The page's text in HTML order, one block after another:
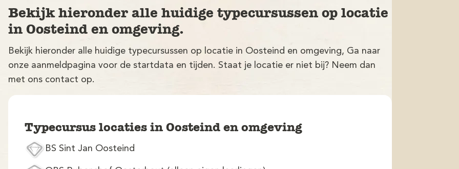
Bekijk hieronder alle huidige typecursussen op locatie
in Oosteind en omgeving.
Bekijk hieronder alle huidige typecursussen op locatie in Oosteind en omgeving, Ga naar
onze aanmeldpagina voor de startdata en tijden. Staat je locatie er niet bij? Neem dan
met ons contact op.
Typecursus locaties in Oosteind en omgeving
BS Sint Jan Oosteind